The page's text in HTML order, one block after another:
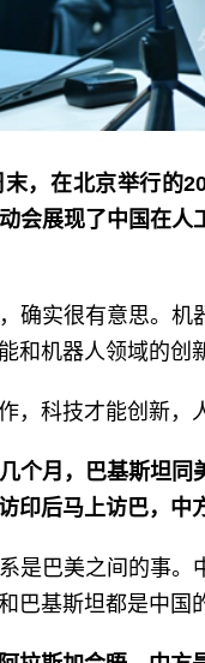
末，在北京举行
会展现了中国在
确实很有意思。
和机器人领域的
，科技才能创新
个月，巴基斯坦
印后马上访巴，
是巴美之间的事
巴基斯坦都是中